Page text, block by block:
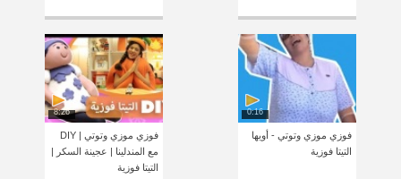
0:16
فوزي موزي وتوتي - أويها
التيتا فوزية
8:26
فوزي موزي وتوتي | DIY
مع المندلينا | عجينة السكر |
التيتا فوزية